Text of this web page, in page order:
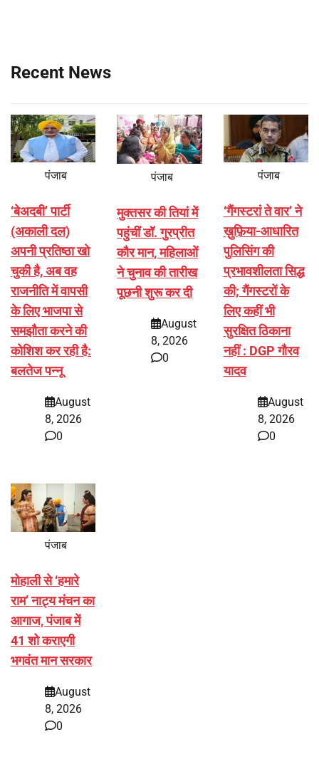
Recent News
पंजाब
‘बेअदबी’ पार्टी
(अकाली दल)
अपनी प्रतिष्ठा खो
चुकी है, अब वह
राजनीति में वापसी
के लिए भाजपा से
समझौता करने की
कोशिश कर रही है:
बलतेज पन्नू
August
8, 2026
0
पंजाब
मुक्तसर की तियां में
पहुंचीं डॉ. गुरप्रीत
कौर मान, महिलाओं
ने चुनाव की तारीख
पूछनी शुरू कर दी
August
8, 2026
0
पंजाब
‘गैंगस्टरां ते वार’ ने
ख़ुफ़िया-आधारित
पुलिसिंग की
प्रभावशीलता सिद्ध
की; गैंगस्टरों के
लिए कहीं भी
सुरक्षित ठिकाना
नहीं : DGP गौरव
यादव
August
8, 2026
0
पंजाब
मोहाली से ‘हमारे
राम’ नाट्य मंचन का
आगाज, पंजाब में
41 शो कराएगी
भगवंत मान सरकार
August
8, 2026
0